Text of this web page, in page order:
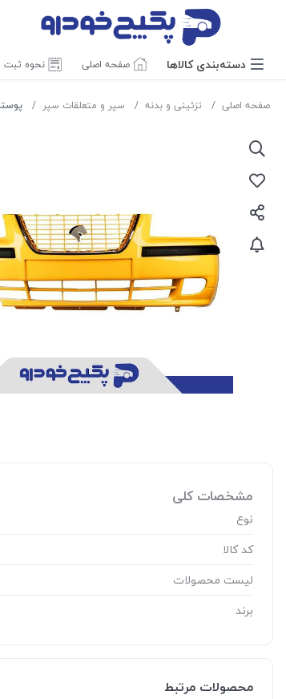
دسته‌بندی‌ کالاها صفحه اصلی نحوه
صفحه اصلی تزئینی و بدنه سپر و متعلقات سپر پوسته
مشخصات کلی
نوع
کد کالا
لیست محصولات
برند
محصولات مرتبط